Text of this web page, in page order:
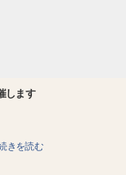
します
きを読む